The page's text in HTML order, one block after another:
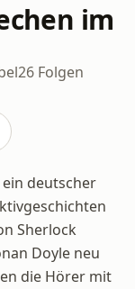
im
26 Folgen
ein deutscher
Sherlock
Doyle neu
die Hörer mit